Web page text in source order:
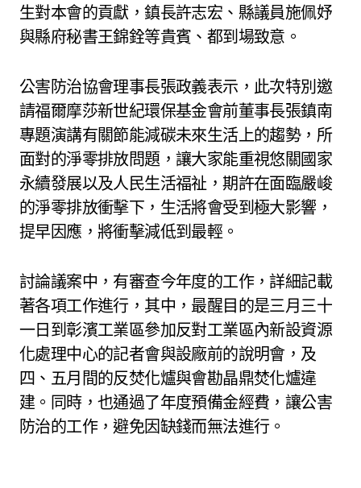
生對本會的貢獻，鎮長許志宏、縣議員施佩妤
與縣府秘書王錦銓等貴賓、都到場致意。
公害防治協會理事長張政義表示，此次特別邀
請福爾摩莎新世紀環保基金會前董事長張鎮南
專題演講有關節能減碳未來生活上的趨勢，所
面對的淨零排放問題，讓大家能重視悠關國家
永續發展以及人民生活福祉，期許在面臨嚴峻
的淨零排放衝擊下，生活將會受到極大影響，
提早因應，將衝擊減低到最輕。
討論議案中，有審查今年度的工作，詳細記載
著各項工作進行，其中，最醒目的是三月三十
一日到彰濱工業區參加反對工業區內新設資源
化處理中心的記者會與設廠前的說明會，及
四、五月間的反焚化爐與會勘晶鼎焚化爐違
建。同時，也通過了年度預備金經費，讓公害
防治的工作，避免因缺錢而無法進行。